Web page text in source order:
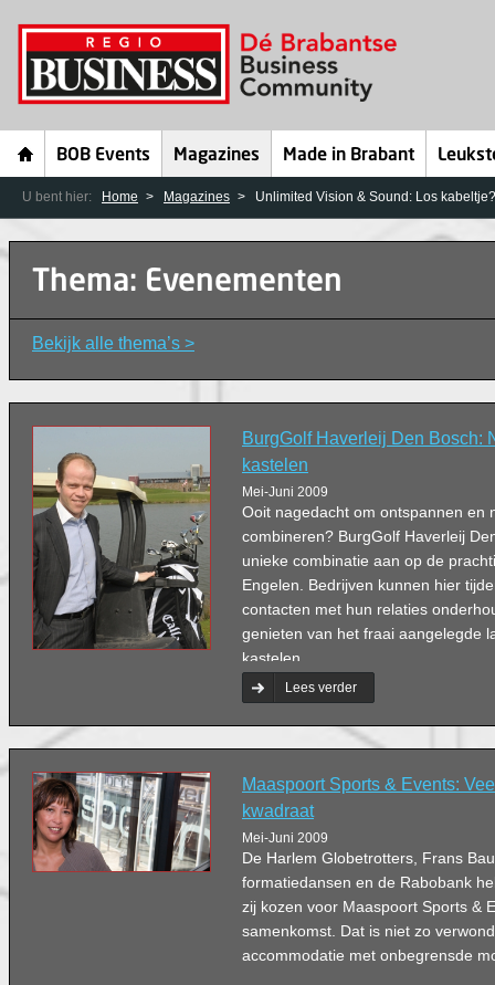
BOB Events Magazines Made in Brabant
U bent hier: Home Magazines Unlimited Vision & Sound: Los
Thema: Evenementen
Bekijk alle thema’s >
BurgGolf Haverleij Den Bosch:
kastelen
Mei-Juni 2009
Ooit nagedacht om ontspannen en
combineren? BurgGolf Haverleij
unieke combinatie aan op de
Engelen. Bedrijven kunnen hier
contacten met hun relaties
genieten van het fraai aangelegde
kastelen.
Lees verder
Maaspoort Sports & Events:
kwadraat
Mei-Juni 2009
De Harlem Globetrotters, Frans
formatiedansen en de Rabobank
zij kozen voor Maaspoort Sports &
samenkomst. Dat is niet zo
accommodatie met onbegrensde